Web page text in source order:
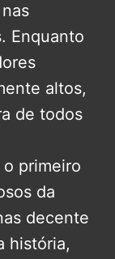
Enquanto
altos,
de todos
primeiro
da
decente
história,